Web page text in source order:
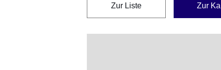
Zur Liste Zur